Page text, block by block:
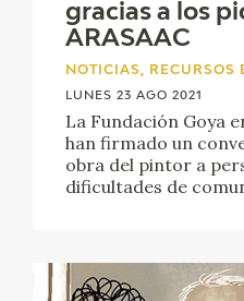
gracias a los
ARASAAC
NOTICIAS, RECURSOS
LUNES 23 AGO 2021
La Fundación Goya
han firmado un
obra del pintor a
dificultades de